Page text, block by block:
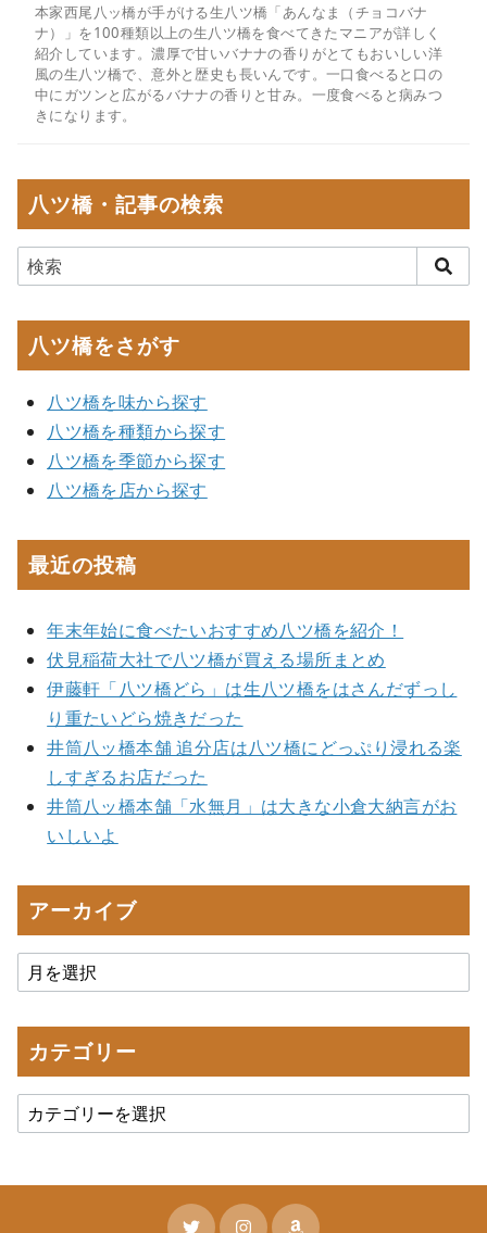
本家西尾八ッ橋が手がける生八ツ橋「あんなま（チョコバナ
ナ）」を100種類以上の生八ツ橋を食べてきたマニアが詳しく
紹介しています。濃厚で甘いバナナの香りがとてもおいしい洋
風の生八ツ橋で、意外と歴史も長いんです。一口食べると口の
中にガツンと広がるバナナの香りと甘み。一度食べると病みつ
きになります。
八ツ橋・記事の検索
八ツ橋をさがす
八ツ橋を味から探す
八ツ橋を種類から探す
八ツ橋を季節から探す
八ツ橋を店から探す
最近の投稿
年末年始に食べたいおすすめ八ツ橋を紹介！
伏見稲荷大社で八ツ橋が買える場所まとめ
伊藤軒「八ツ橋どら」は生八ツ橋をはさんだずっし
り重たいどら焼きだった
井筒八ッ橋本舗 追分店は八ツ橋にどっぷり浸れる楽
しすぎるお店だった
井筒八ッ橋本舗「水無月」は大きな小倉大納言がお
いしいよ
アーカイブ
カテゴリー